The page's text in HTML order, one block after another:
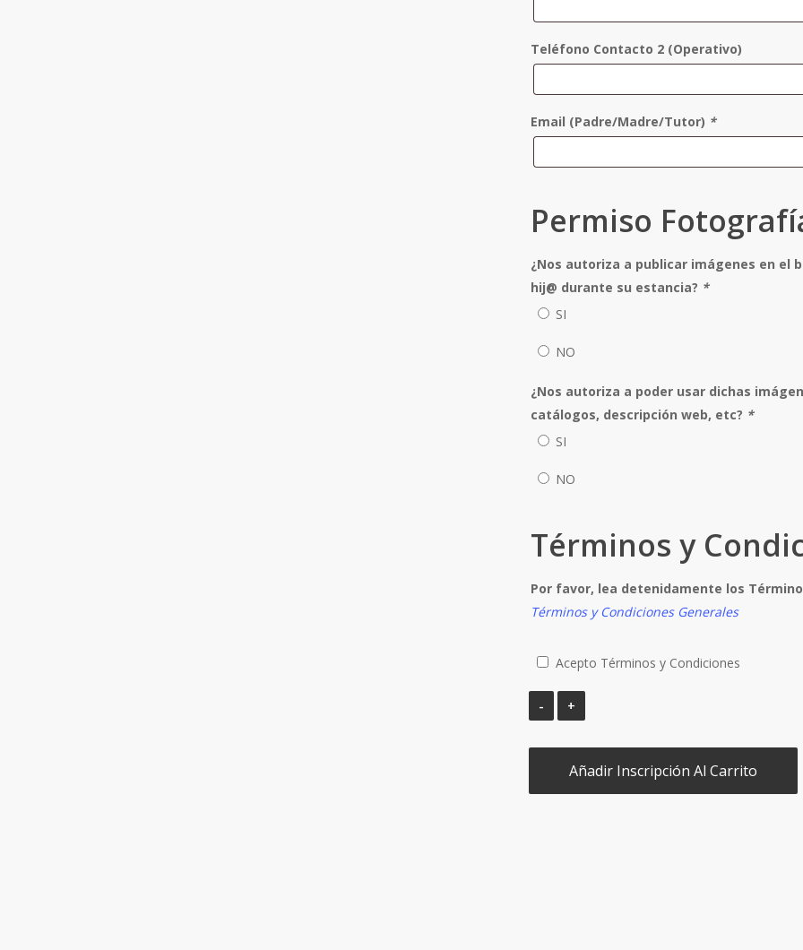
Teléfono Contacto 2 (Operativo)
Email (Padre/Madre/Tutor) *
Permiso
¿Nos autoriza a publicar imágenes en el
hij@ durante su estancia? *
SI
NO
¿Nos autoriza a poder usar dichas
catálogos, descripción web, etc? *
SI
NO
Términos y
Por favor, lea detenidamente los
Términos y Condiciones Generales
Acepto Términos y Condiciones
Añadir Inscripción Al Carrito